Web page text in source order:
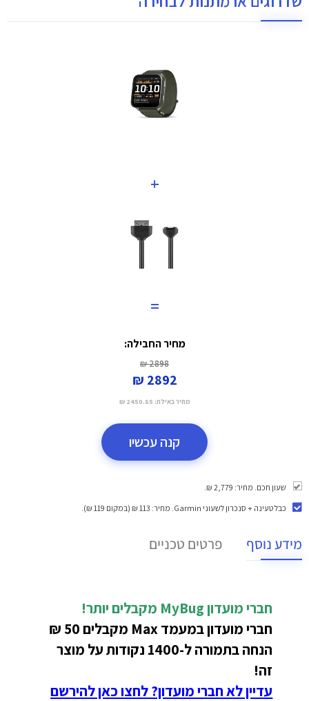
+
=
מחיר החבילה:
2898 ₪
2892 ₪
מחיר באילת: 2450.85 ₪
קנה עכשיו
שעון חכם. מחיר: 2,779 ₪.
כבל טעינה + סנכרון לשעוני Garmin
. מחיר: 113 ₪ (במקום 119 ₪).
מידע נוסף פרטים טכניים
חברי מועדון MyBug
מקבלים יותר!
חברי מועדון במעמד Max מקבלים 50 ₪
הנחה בתמורה ל-1400 נקודות על מוצר
זה!
עדיין לא חברי מועדון? לחצו כאן להירשם